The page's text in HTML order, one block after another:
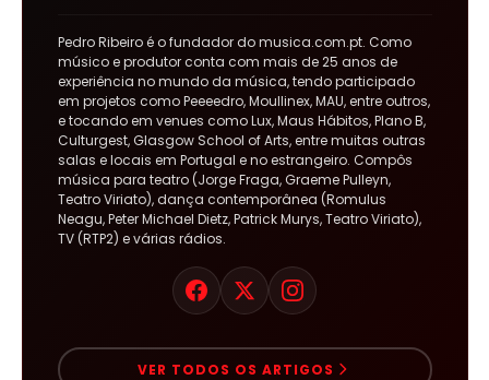
Pedro Ribeiro é o fundador do musica.com.pt. Como
músico e produtor conta com mais de 25 anos de
experiência no mundo da música, tendo participado
em projetos como Peeeedro, Moullinex, MAU, entre outros,
e tocando em venues como Lux, Maus Hábitos, Plano B,
Culturgest, Glasgow School of Arts, entre muitas outras
salas e locais em Portugal e no estrangeiro. Compôs
música para teatro (Jorge Fraga, Graeme Pulleyn,
Teatro Viriato), dança contemporânea (Romulus
Neagu, Peter Michael Dietz, Patrick Murys, Teatro Viriato),
TV (RTP2) e várias rádios.
VER TODOS OS ARTIGOS